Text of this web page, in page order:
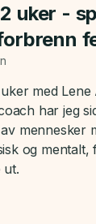
uker -
med
har jeg
mennesker
og mentalt,
ut.